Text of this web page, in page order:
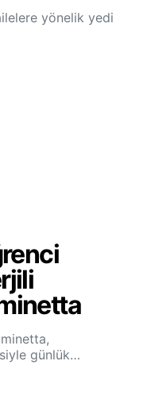
yönelik yedi
günlük…